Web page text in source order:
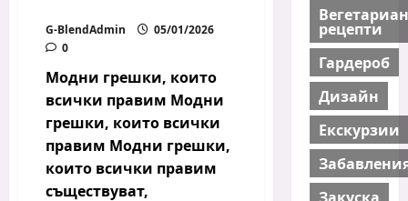
G-BlendAdmin
05/01/2026
0
Модни грешки, които
всички правим Модни
грешки, които всички
правим Модни грешки,
които всички правим
съществуват,
рецепти
Гардероб
Дизайн
Екскурзии
Закуска